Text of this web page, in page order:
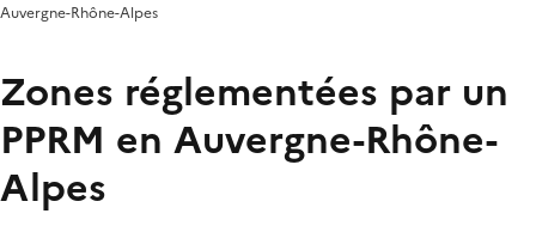
Auvergne-Rhône-Alpes
Zones réglementées par un
PPRM en Auvergne-Rhône-
Alpes